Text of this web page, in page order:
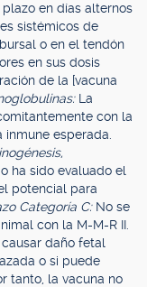
en días alternos
sistémicos de
o en el tendón
en sus dosis
de la [vacuna
La
con la
esperada.
ha sido evaluado el
potencial para
Categoría C: No se
con la M-M-R II.
daño fetal
o si puede
tanto, la vacuna no